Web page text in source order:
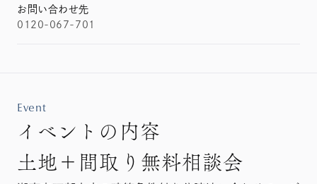
お問い合わせ先
0120-067-701
Event
イベントの内容
土地＋間取り無料相談会